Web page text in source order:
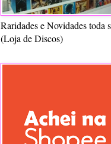
Raridades e Novidades toda
(Loja de Discos)